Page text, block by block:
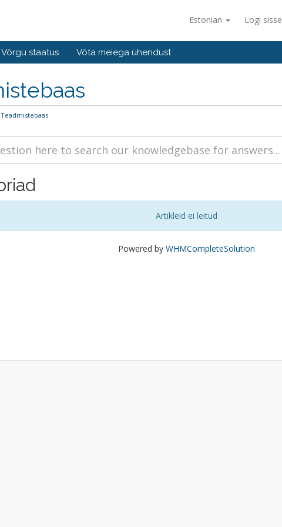
Estonian Logi sisse
Võrgu staatus Võta meiega ühendust
Teadmistebaas
Artikleid ei leitud
Powered by WHMCompleteSolution